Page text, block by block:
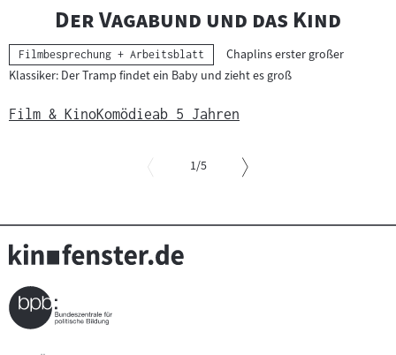
"
Der Vagabund und das Kind
Kategorie:
Filmbesprechung + Arbeitsblatt
Chaplins erster großer
Klassiker: Der Tramp findet ein Baby und zieht es groß
Film & KinoKomödieab 5 Jahren
1von
/5
und
zur
vorgelagerten
springen